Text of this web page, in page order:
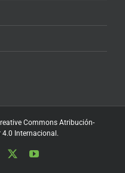
Commons Atribución-
4.0 Internacional .
Pinterest YouTube